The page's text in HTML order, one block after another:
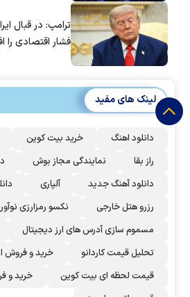
ترامپ: در قبال
فشار اقتصادی
لینک های مفید
دانلود اهنگ خرید بیت کوین
راز بقا
نمایندگی مجاز بوش
دانلود آهنگ جدید
آلپاری
رزرو هتل خارجی
نکسو رمزارزی نوآور
مسموم سازی آدرس های ارز دیجیتال
تحلیل قیمت کاردانو
خرید و فروش
قیمت لحظه ای بیت کوین
خرید و